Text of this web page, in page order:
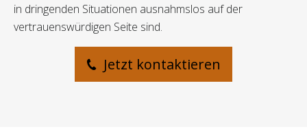
in dringenden Situationen ausnahmslos auf der
vertrauenswürdigen Seite sind.
Jetzt kontaktieren